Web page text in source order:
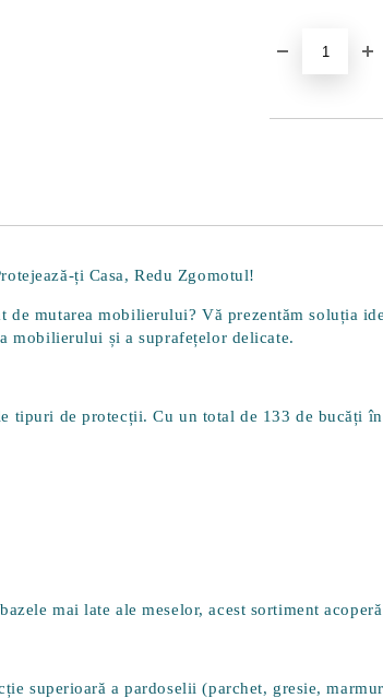
ți Casa, Redu Zgomotul!
mutarea mobilierului? Vă prezentăm soluția
mobilierului și a suprafețelor delicate.
tipuri de protecții. Cu un total de 133 de bucăți
mai late ale meselor, acest sortiment
superioară a pardoselii (parchet, gresie,